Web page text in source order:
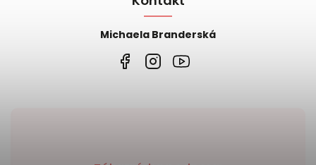
Michaela Branderská